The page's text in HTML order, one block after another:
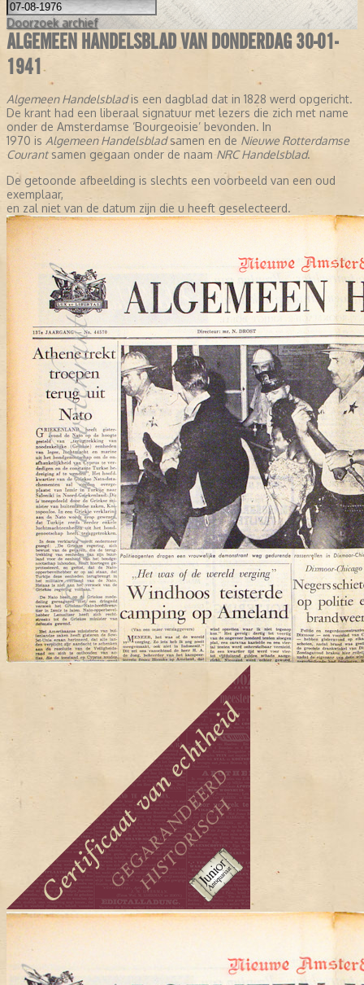
Doorzoek archief
ALGEMEEN HANDELSBLAD VAN DONDERDAG 30-01-
1941
Algemeen Handelsbladis een dagblad dat in 1828 werd opgericht.
De krant had een liberaal signatuur met lezers die zich met name
onder de Amsterdamse ‘Bourgeoisie’ bevonden. In
1970 is Algemeen Handelsbladsamen en de Nieuwe Rotterdamse
Courantsamen gegaan onder de naamNRC Handelsblad.
De getoonde afbeelding is slechts een voorbeeld van een oud
exemplaar,
en zal niet van de datum zijn die u heeft geselecteerd.